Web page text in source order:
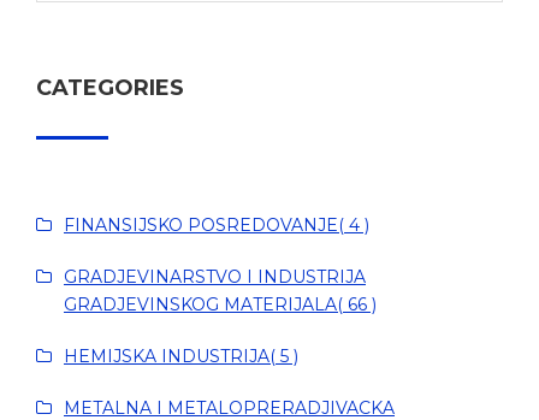
CATEGORIES
FINANSIJSKO POSREDOVANJE( 4 )
GRADJEVINARSTVO I INDUSTRIJA
GRADJEVINSKOG MATERIJALA( 66 )
HEMIJSKA INDUSTRIJA( 5 )
METALNA I METALOPRERADJIVACKA